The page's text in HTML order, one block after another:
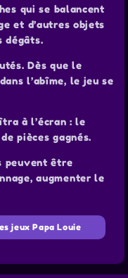
qui se balancent
et d’autres objets
dégâts.
Dès que le
l’abîme, le jeu se
à l’écran : le
pièces gagnés.
peuvent être
augmenter le
jeux Papa Louie